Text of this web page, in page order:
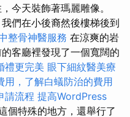
今天裝飾著瑪麗雕像。
們在小後裔然後樓梯後到
整骨神醫服務 在涼爽的岩
客廳裡發現了一個寬闊的
禮更完美 眼下細紋醫美療
用，了解白蟻防治的費用
請流程 提高WordPress
個特殊的地方，還舉行了